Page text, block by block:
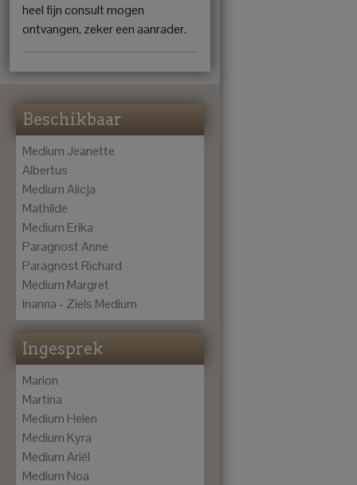
heel fijn consult mogen
ontvangen, zeker een aanrader.
Beschikbaar
Medium Jeanette
Albertus
Medium Alicja
Mathilde
Medium Erika
Paragnost Anne
Paragnost Richard
Medium Margret
Inanna - Ziels Medium
Ingesprek
Marion
Martina
Medium Helen
Medium Kyra
Medium Ariël
Medium Noa